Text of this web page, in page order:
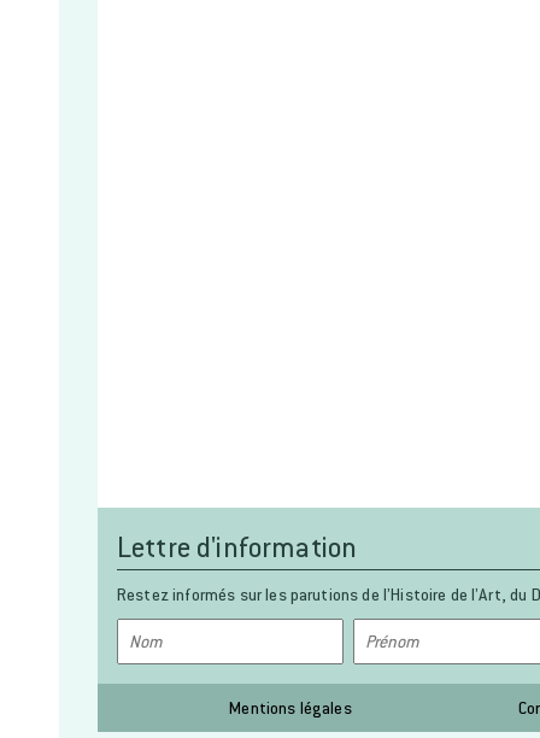
Lettre d'information
Restez informés sur les parutions de l’Histoire de l’Art, du
Mentions légales